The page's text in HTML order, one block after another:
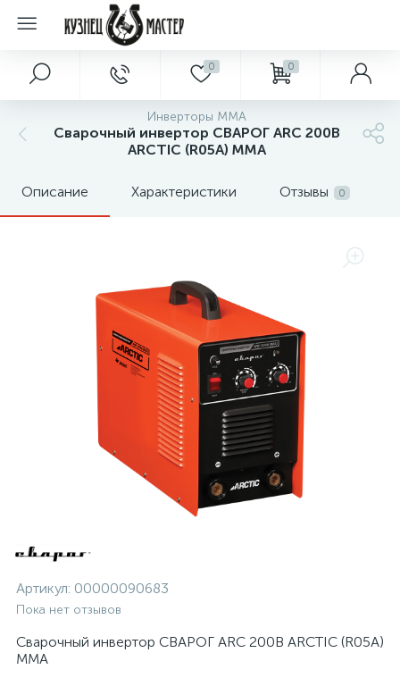
0 0
Инверторы MMA
Сварочный инвертор СВАРОГ ARC 200B
ARCTIC (R05А) MMA
Описание Характеристики Отзывы 0
Артикул: 00000090683
Пока нет отзывов
Сварочный инвертор СВАРОГ ARC 200B ARCTIC (R05А)
MMA